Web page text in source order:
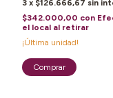
3 x $126.666,67 sin
$342.000,00 con
el local al retirar
¡Última unidad!